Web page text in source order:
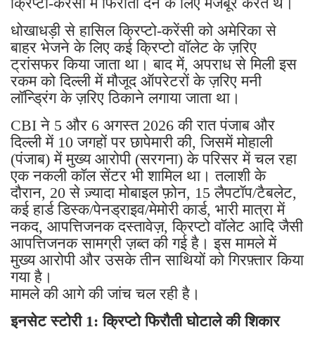
धोखाधड़ी से हासिल क्रिप्टो-करेंसी को अमेरिका से
बाहर भेजने के लिए कई क्रिप्टो वॉलेट के ज़रिए
ट्रांसफर किया जाता था। बाद में, अपराध से मिली इस
रकम को दिल्ली में मौजूद ऑपरेटरों के ज़रिए मनी
लॉन्ड्रिंग के ज़रिए ठिकाने लगाया जाता था।
CBI ने 5 और 6 अगस्त 2026 की रात पंजाब और
दिल्ली में 10 जगहों पर छापेमारी की, जिसमें मोहाली
(पंजाब) में मुख्य आरोपी (सरगना) के परिसर में चल रहा
एक नकली कॉल सेंटर भी शामिल था। तलाशी के
दौरान, 20 से ज़्यादा मोबाइल फ़ोन, 15 लैपटॉप/टैबलेट,
कई हार्ड डिस्क/पेनड्राइव/मेमोरी कार्ड, भारी मात्रा में
नकद, आपत्तिजनक दस्तावेज़, क्रिप्टो वॉलेट आदि जैसी
आपत्तिजनक सामग्री ज़ब्त की गई है। इस मामले में
मुख्य आरोपी और उसके तीन साथियों को गिरफ़्तार किया
गया है।
मामले की आगे की जांच चल रही है।
इनसेट स्टोरी 1: क्रिप्टो फिरौती घोटाले की शिकार